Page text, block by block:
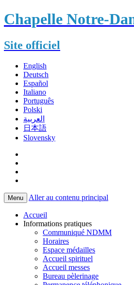
Chapelle Notre-
Site officiel
English
Deutsch
Español
Italiano
Português
Polski
العربية
日本語
Slovensky
Menu Aller au contenu principal
Accueil
Informations pratiques
Communiqué NDMM
Horaires
Espace médailles
Accueil spirituel
Accueil messes
Bureau pèlerinage